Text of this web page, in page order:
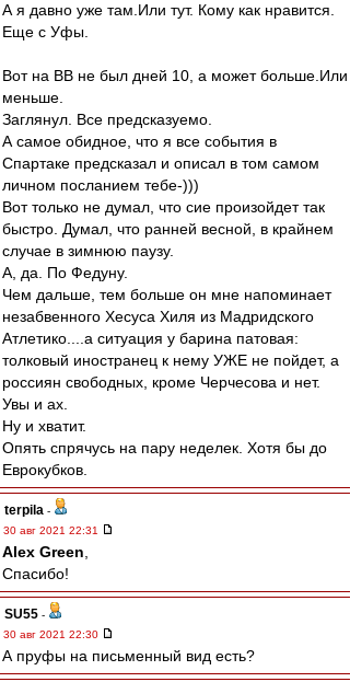
А я давно уже там.Или тут. Кому как нравится.
Еще с Уфы.
Вот на ВВ не был дней 10, а может больше.Или
меньше.
Заглянул. Все предсказуемо.
А самое обидное, что я все события в
Спартаке предсказал и описал в том самом
личном посланием тебе-)))
Вот только не думал, что сие произойдет так
быстро. Думал, что ранней весной, в крайнем
случае в зимнюю паузу.
А, да. По Федуну.
Чем дальше, тем больше он мне напоминает
незабвенного Хесуса Хиля из Мадридского
Атлетико....а ситуация у барина патовая:
толковый иностранец к нему УЖЕ не пойдет, а
россиян свободных, кроме Черчесова и нет.
Увы и ах.
Ну и хватит.
Опять спрячусь на пару неделек. Хотя бы до
Еврокубков.
terpila -
30 авг 2021 22:31
Alex Green
Спасибо!
SU55 -
30 авг 2021 22:30
А пруфы на письменный вид есть?